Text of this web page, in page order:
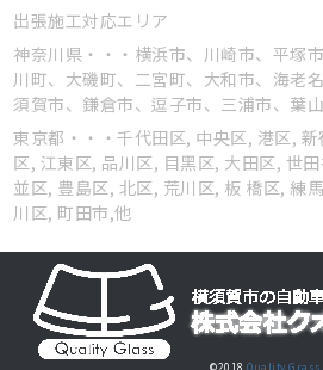
出張施工対応エリア
神奈川県・・・横浜市、川崎市、平塚
川町、大磯町、二宮町、大和市、海老
須賀市、鎌倉市、逗子市、三浦市、葉
東京都・・・千代田区, 中央区, 港区,
区, 江東区, 品川区, 目黑区, 大田区, 世
並区, 豊島区, 北区, 荒川区, 板 橋区, 練
川区, 町田市,他
©2018 Quality Grass.